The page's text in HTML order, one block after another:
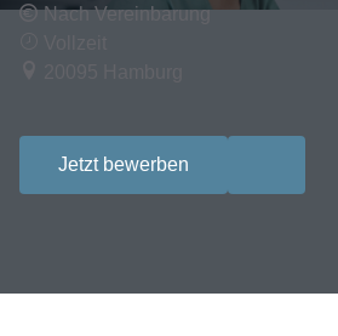
Nach Vereinbarung
Jetzt bewerben